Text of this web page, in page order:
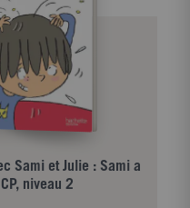
Sami et Julie : Sami a
niveau 2